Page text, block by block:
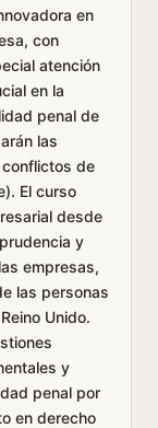
en
con
atención
en la
penal de
las
de
El curso
desde
y
empresas,
las personas
Unido.
y
penal por
en derecho